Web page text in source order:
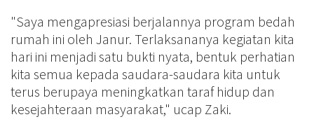
"Saya mengapresiasi berjalannya program bedah
rumah ini oleh Janur. Terlaksananya kegiatan kita
hari ini menjadi satu bukti nyata, bentuk perhatian
kita semua kepada saudara-saudara kita untuk
terus berupaya meningkatkan taraf hidup dan
kesejahteraan masyarakat," ucap Zaki.